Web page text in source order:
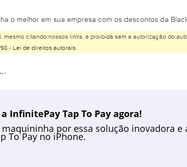
o melhor em sua empresa com os descontos da
mesmo citando nossos links, é proibida sem a autorização do
- Lei de direitos autorais.
InfinitePay Tap To Pay agora!
por essa solução inovadora e
To Pay no iPhone.